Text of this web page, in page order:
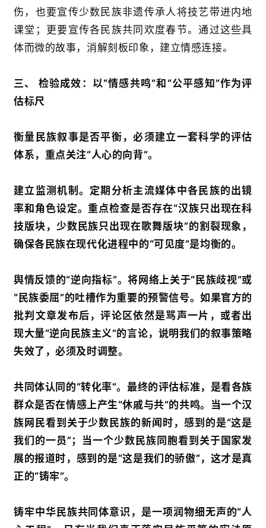
页
文
章
类
列
表
快
讯
更
多
面
伤，也要宣传少数民族非遗传承人将技艺带进内地
课堂；更要宣传各民族共同欢度春节。通过这些具
体而微的故事，消解刻板印象，建立情感连接。
三、 检验成效：以“情感共鸣”和“公平感知”作为评
估标尺
衡量民族叙事是否平衡，必须建立一套科学的评估
体系，重点关注“人心的向背”。
建立监测机制。定期分析主流媒体中各民族的出镜
率和角色设定。重点检查是否存在“汉族只出现在科
技版块，少数民族只出现在歌舞版块”的割裂现象，
确保各民族在现代化进程中的“可见度”是均衡的。
舆情反馈的“逆向指标”。将网络上关于“民族歧视”或
“民族委屈”的吐槽作为重要的预警信号。如果官方的
批判文章发布后，评论区依然是骂声一片，或者出
现大量“逆向民族主义”的言论，说明我们的叙事策略
失效了，必须及时调整。
共同体认同的“转化率”。最终的评估标准，是看各族
群众是否在情感上产生“休戚与共”的共鸣。当一个汉
族网民看到关于少数民族的新闻时，感到的是“这是
我们的一员”；当一个少数民族同胞看到关于国家发
展的报道时，感到的是“这是我们的骄傲”，这才是真
正的“铸牢”。
铸牢中华民族共同体意识，是一项润物细无声的“人